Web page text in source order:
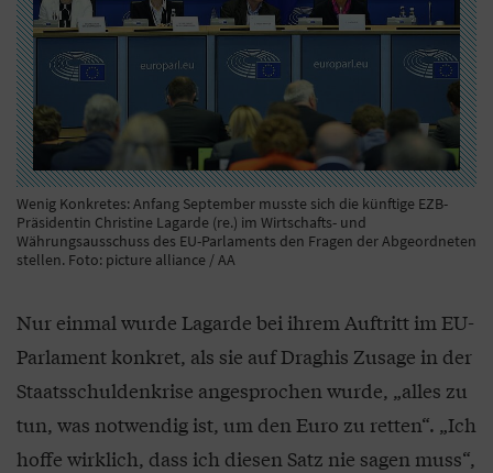
Wenig Konkretes: Anfang September musste sich die künftige EZB-
Präsidentin Christine Lagarde (re.) im Wirtschafts- und
Währungsausschuss des EU-Parlaments den Fragen der Abgeordneten
stellen. Foto: picture alliance / AA
Nur einmal wurde Lagarde bei ihrem Auftritt im EU-
Parlament konkret, als sie auf Draghis Zusage in der
Staatsschuldenkrise angesprochen wurde, „alles zu
tun, was notwendig ist, um den Euro zu retten“. „Ich
hoffe wirklich, dass ich diesen Satz nie sagen muss“,